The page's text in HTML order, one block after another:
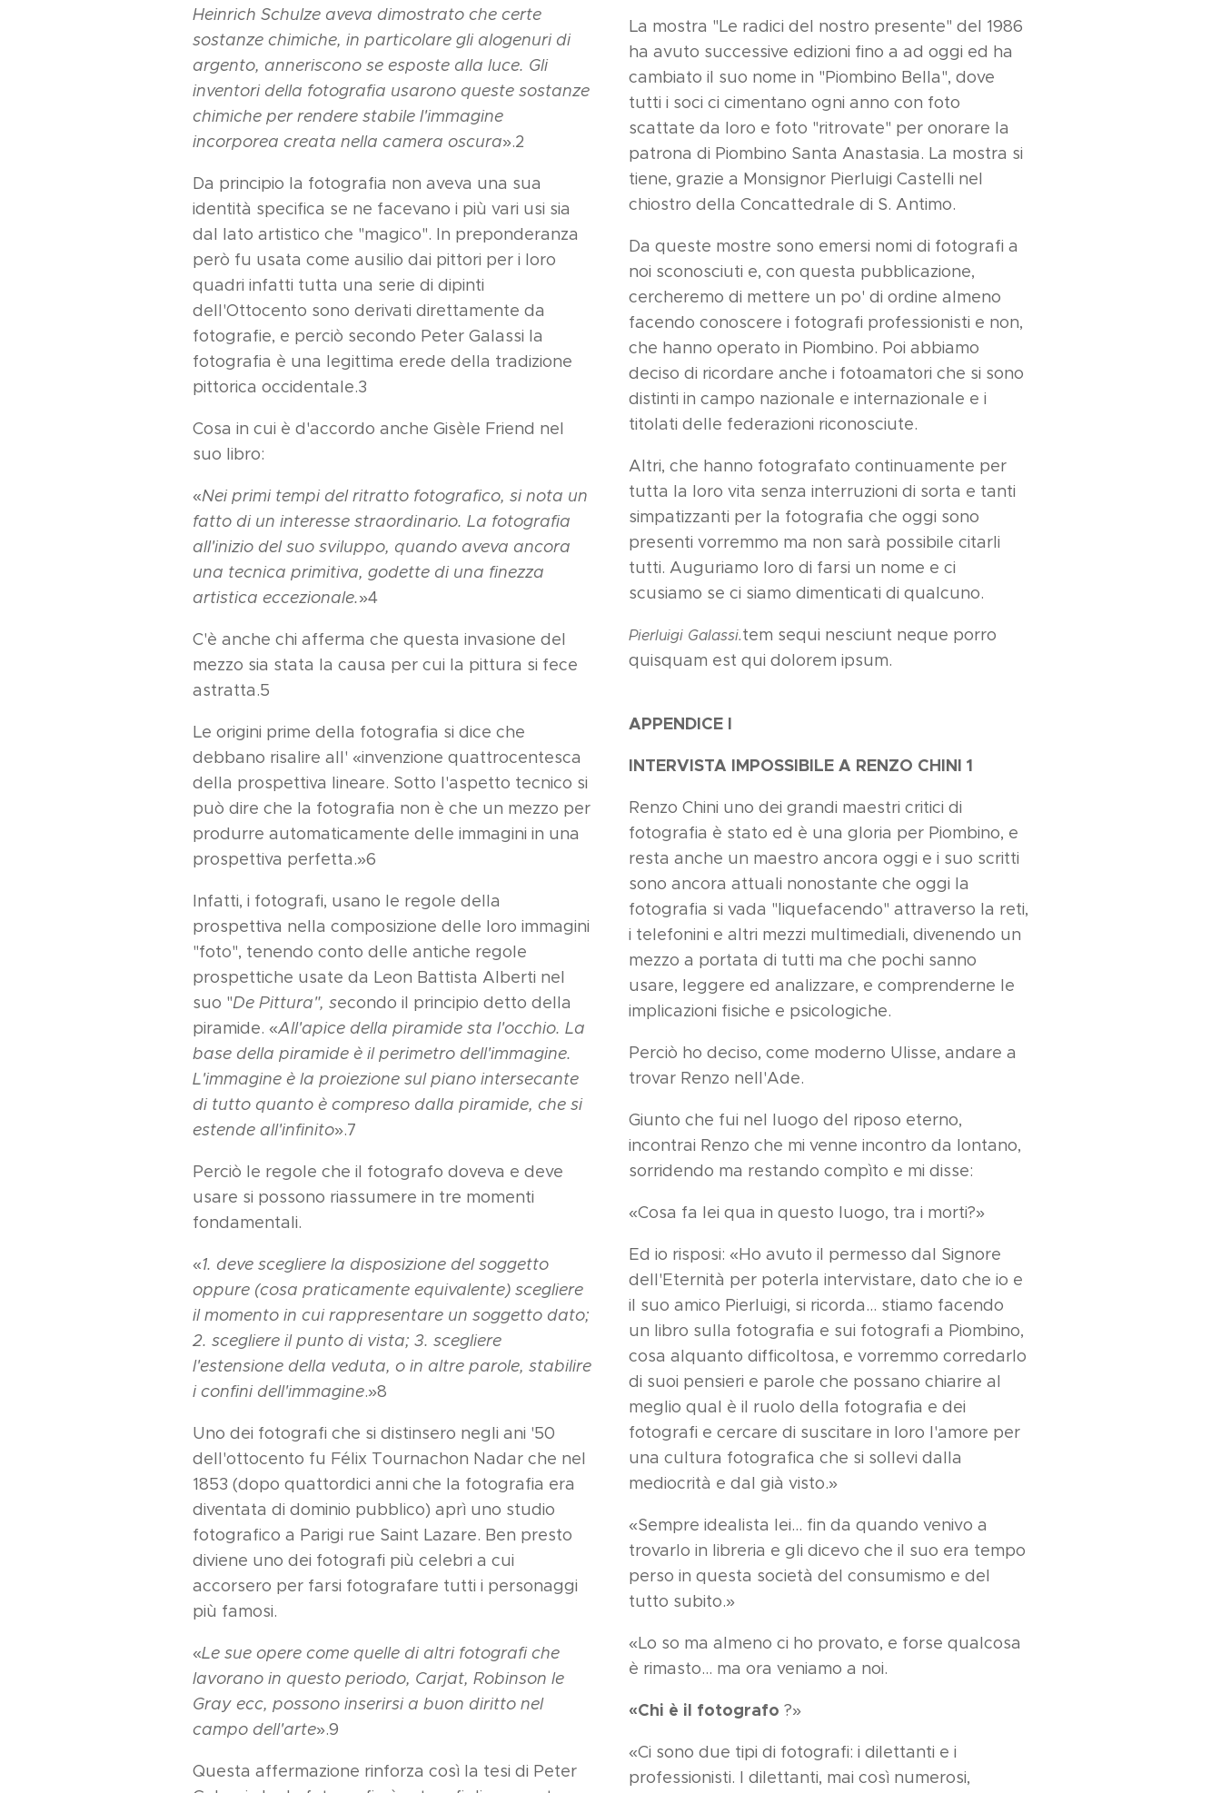
Heinrich Schulze aveva dimostrato che certe
sostanze chimiche, in particolare gli alogenuri di
argento, anneriscono se esposte alla luce. Gli
inventori della fotografia usarono queste sostanze
chimiche per rendere stabile l'immagine
incorporea creata nella camera oscura».2
Da principio la fotografia non aveva una sua
identità specifica se ne facevano i più vari usi sia
dal lato artistico che "magico". In preponderanza
però fu usata come ausilio dai pittori per i loro
quadri infatti tutta una serie di dipinti
dell'Ottocento sono derivati direttamente da
fotografie, e perciò secondo Peter Galassi la
fotografia è una legittima erede della tradizione
pittorica occidentale.3
Cosa in cui è d'accordo anche Gisèle Friend nel
suo libro:
«Nei primi tempi del ritratto fotografico, si nota un
fatto di un interesse straordinario. La fotografia
all'inizio del suo sviluppo, quando aveva ancora
una tecnica primitiva, godette di una finezza
artistica eccezionale.»4
C'è anche chi afferma che questa invasione del
mezzo sia stata la causa per cui la pittura si fece
astratta.5
Le origini prime della fotografia si dice che
debbano risalire all' «invenzione quattrocentesca
della prospettiva lineare. Sotto l'aspetto tecnico si
può dire che la fotografia non è che un mezzo per
produrre automaticamente delle immagini in una
prospettiva perfetta.»6
Infatti, i fotografi, usano le regole della
prospettiva nella composizione delle loro immagini
"foto", tenendo conto delle antiche regole
prospettiche usate da Leon Battista Alberti nel
suo "De Pittura", secondo il principio detto della
piramide. «All'apice della piramide sta l'occhio. La
base della piramide è il perimetro dell'immagine.
L'immagine è la proiezione sul piano intersecante
di tutto quanto è compreso dalla piramide, che si
estende all'infinito».7
Perciò le regole che il fotografo doveva e deve
usare si possono riassumere in tre momenti
fondamentali.
«1. deve scegliere la disposizione del soggetto
oppure (cosa praticamente equivalente) scegliere
il momento in cui rappresentare un soggetto dato;
2. scegliere il punto di vista; 3. scegliere
l'estensione della veduta, o in altre parole, stabilire
i confini dell'immagine.»8
Uno dei fotografi che si distinsero negli ani '50
dell'ottocento fu Félix Tournachon Nadar che nel
1853 (dopo quattordici anni che la fotografia era
diventata di dominio pubblico) aprì uno studio
fotografico a Parigi rue Saint Lazare. Ben presto
diviene uno dei fotografi più celebri a cui
accorsero per farsi fotografare tutti i personaggi
più famosi.
«Le sue opere come quelle di altri fotografi che
lavorano in questo periodo, Carjat, Robinson le
Gray ecc, possono inserirsi a buon diritto nel
campo dell'arte».9
Questa affermazione rinforza così la tesi di Peter
La mostra "Le radici del nostro presente" del 1986
ha avuto successive edizioni fino a ad oggi ed ha
cambiato il suo nome in "Piombino Bella", dove
tutti i soci ci cimentano ogni anno con foto
scattate da loro e foto "ritrovate" per onorare la
patrona di Piombino Santa Anastasia. La mostra si
tiene, grazie a Monsignor Pierluigi Castelli nel
chiostro della Concattedrale di S. Antimo.
Da queste mostre sono emersi nomi di fotografi a
noi sconosciuti e, con questa pubblicazione,
cercheremo di mettere un po' di ordine almeno
facendo conoscere i fotografi professionisti e non,
che hanno operato in Piombino. Poi abbiamo
deciso di ricordare anche i fotoamatori che si sono
distinti in campo nazionale e internazionale e i
titolati delle federazioni riconosciute.
Altri, che hanno fotografato continuamente per
tutta la loro vita senza interruzioni di sorta e tanti
simpatizzanti per la fotografia che oggi sono
presenti vorremmo ma non sarà possibile citarli
tutti. Auguriamo loro di farsi un nome e ci
scusiamo se ci siamo dimenticati di qualcuno.
Pierluigi Galassi.tem sequi nesciunt neque porro
quisquam est qui dolorem ipsum.
APPENDICE I
INTERVISTA IMPOSSIBILE A RENZO CHINI 1
Renzo Chini uno dei grandi maestri critici di
fotografia è stato ed è una gloria per Piombino, e
resta anche un maestro ancora oggi e i suo scritti
sono ancora attuali nonostante che oggi la
fotografia si vada "liquefacendo" attraverso la reti,
i telefonini e altri mezzi multimediali, divenendo un
mezzo a portata di tutti ma che pochi sanno
usare, leggere ed analizzare, e comprenderne le
implicazioni fisiche e psicologiche.
Perciò ho deciso, come moderno Ulisse, andare a
trovar Renzo nell'Ade.
Giunto che fui nel luogo del riposo eterno,
incontrai Renzo che mi venne incontro da lontano,
sorridendo ma restando compìto e mi disse:
«Cosa fa lei qua in questo luogo, tra i morti?»
Ed io risposi: «Ho avuto il permesso dal Signore
dell'Eternità per poterla intervistare, dato che io e
il suo amico Pierluigi, si ricorda... stiamo facendo
un libro sulla fotografia e sui fotografi a Piombino,
cosa alquanto difficoltosa, e vorremmo corredarlo
di suoi pensieri e parole che possano chiarire al
meglio qual è il ruolo della fotografia e dei
fotografi e cercare di suscitare in loro l'amore per
una cultura fotografica che si sollevi dalla
mediocrità e dal già visto.»
«Sempre idealista lei... fin da quando venivo a
trovarlo in libreria e gli dicevo che il suo era tempo
perso in questa società del consumismo e del
tutto subito.»
«Lo so ma almeno ci ho provato, e forse qualcosa
è rimasto... ma ora veniamo a noi.
«Chi è il fotografo ?»
«Ci sono due tipi di fotografi: i dilettanti e i
professionisti. I dilettanti, mai così numerosi,